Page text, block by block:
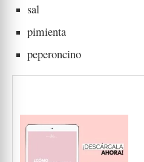
sal
pimienta
peperoncino